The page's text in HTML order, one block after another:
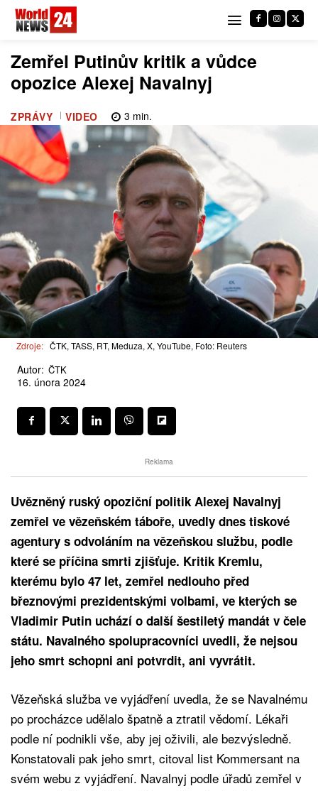
Zemřel Putinův kritik a vůdce
opozice Alexej Navalnyj
ZPRÁVY VIDEO 3 min.
Zdroje: ČTK, TASS, RT, Meduza, X, YouTube, Foto: Reuters
Autor: ČTK
16. února 2024
Reklama
Uvězněný ruský opoziční politik Alexej Navalnyj
zemřel ve vězeňském táboře, uvedly dnes tiskové
agentury s odvoláním na vězeňskou službu, podle
které se příčina smrti zjišťuje. Kritik Kremlu,
kterému bylo 47 let, zemřel nedlouho před
březnovými prezidentskými volbami, ve kterých se
Vladimir Putin uchází o další šestiletý mandát v čele
státu. Navalného spolupracovníci uvedli, že nejsou
jeho smrt schopni ani potvrdit, ani vyvrátit.
Vězeňská služba ve vyjádření uvedla, že se Navalnému
po procházce udělalo špatně a ztratil vědomí. Lékaři
podle ní podnikli vše, aby jej oživili, ale bezvýsledně.
Konstatovali pak jeho smrt, citoval list Kommersant na
svém webu z vyjádření. Navalnyj podle úřadů zemřel v